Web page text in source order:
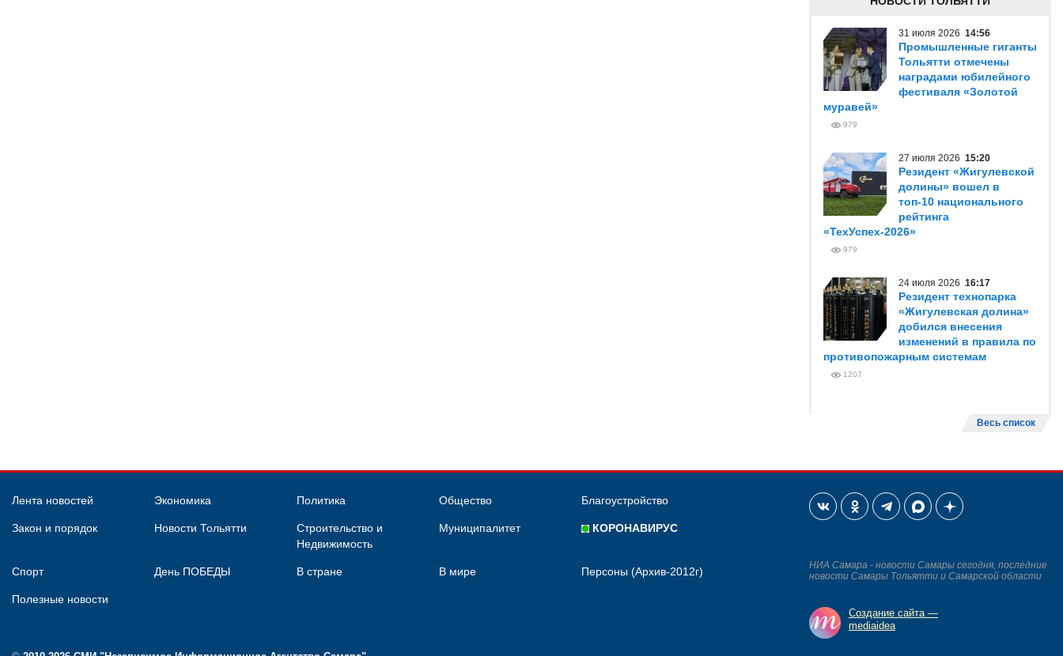
31 июля 2026 14:56
Промышленные гиганты
Тольятти отмечены
наградами юбилейного
фестиваля «Золотой
муравей»
979
27 июля 2026 15:20
Резидент «Жигулевской
долины» вошел в
топ-10 национального
рейтинга
«ТехУспех-2026»
979
24 июля 2026 16:17
Резидент технопарка
«Жигулевская долина»
добился внесения
изменений в правила по
противопожарным системам
1207
Весь список
Лента новостей Экономика Политика Общество Благоустройство
Закон и порядок Новости Тольятти
Строительство и
Недвижимость
Муниципалитет КОРОНАВИРУС
Спорт День ПОБЕДЫ В стране В мире Персоны (Архив-2012г)
Полезные новости
НИА Самара - новости Самары сегодня, последние
новости Самары Тольятти и Самарской области
Создание сайта —
mediaidea